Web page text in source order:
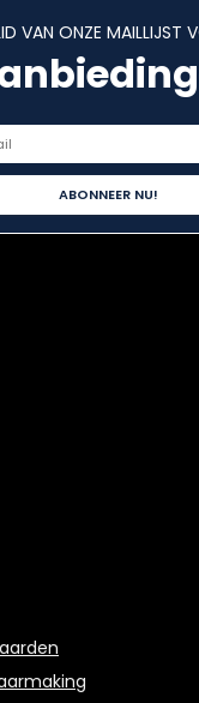
VAN ONZE MAILLIJST